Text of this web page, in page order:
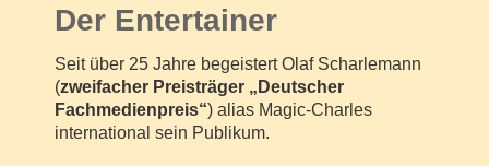
Der Entertainer
Seit über 25 Jahre begeistert Olaf Scharlemann
(zweifacher Preisträger „Deutscher
Fachmedienpreis“) alias Magic-Charles
international sein Publikum.